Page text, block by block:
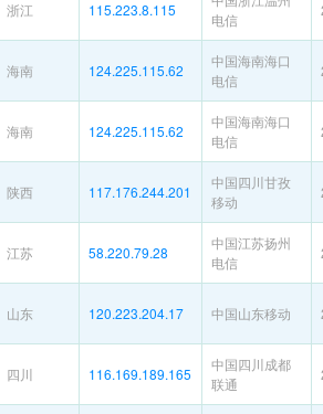
浙江 115.223.8.115
电信
海南 124.225.115.62
中国海南海口
电信
海南 124.225.115.62
中国海南海口
电信
陕西 117.176.244.201
中国四川甘孜
移动
江苏 58.220.79.28
中国江苏扬州
电信
山东 120.223.204.17 中国山东移动
四川 116.169.189.165
中国四川成都
联通